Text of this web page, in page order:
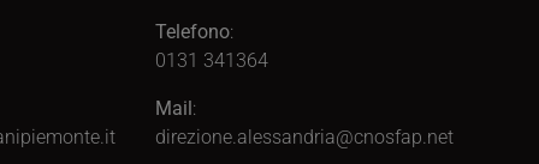
Telefono:
0131 341364
Mail :
direzione.alessandria@cnosfap.net